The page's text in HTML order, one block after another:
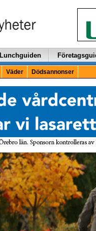
Lunchguiden
Väder Dödsannonser